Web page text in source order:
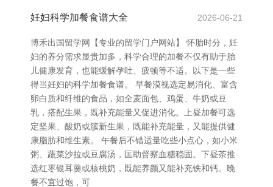
妊妇科学加餐食谱大全 2026-06-21
博禾出国留学网【专业的留学门户网站】 怀胎时分，妊
妇的养分需求显贵加多，科学合理的加餐不仅有助于胎
儿健康发育，也能缓解孕吐、疲顿等不适。以下是一些
得当妊妇的科学加餐食谱。 早餐漠视选定易消化、富含
卵白质和纤维的食品，如全麦面包、鸡蛋、牛奶或豆
乳，搭配生果，既补充能量又促进消化。上昼加餐可选
定坚果、酸奶或簇新生果，既能补充能量，又能提供健
康脂肪和维生素。 午餐后不错适量吃些小点心，如小米
粥、蔬菜沙拉或豆腐汤，匡助督察血糖稳固。下昼茶推
选红枣银耳羹或核桃奶，既能养颜又能补充铁和钙。晚
餐不宜过饱，可